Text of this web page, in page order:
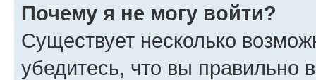
Почему я не могу войти?
Существует несколько
убедитесь, что вы правильно